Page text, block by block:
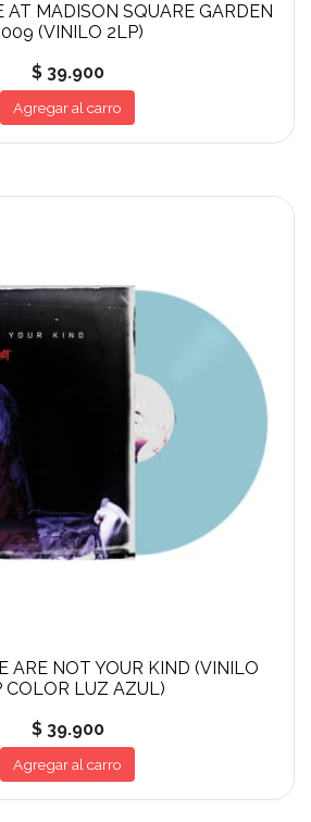
MADISON SQUARE GARDEN
(VINILO 2LP)
$ 39.900
Agregar al carro
ARE NOT YOUR KIND (VINILO
COLOR LUZ AZUL)
$ 39.900
Agregar al carro